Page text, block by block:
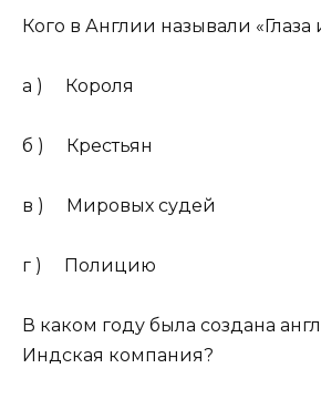
Кого в Англии называли
а ) Короля
б ) Крестьян
в ) Мировых судей
г ) Полицию
В каком году была создана
Индская компания?